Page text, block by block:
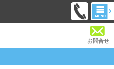
お問合せ